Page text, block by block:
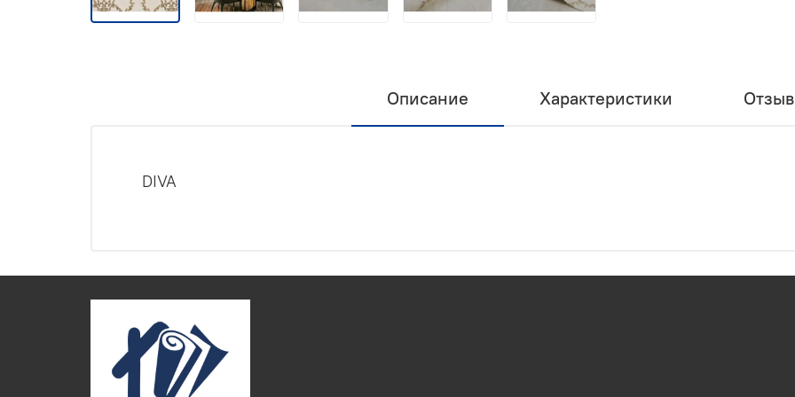
Описание Характеристики
DIVA